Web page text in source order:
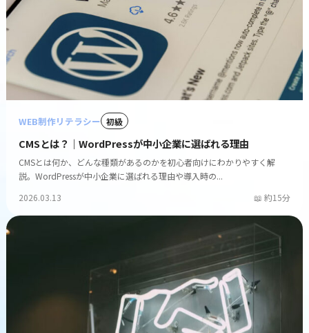
WEB制作リテラシー 初級
CMSとは？｜WordPressが中小企業に選ばれる理由
CMSとは何か、どんな種類があるのかを初心者向けにわかりやすく解
説。WordPressが中小企業に選ばれる理由や導入時の...
2026.03.13
約15分